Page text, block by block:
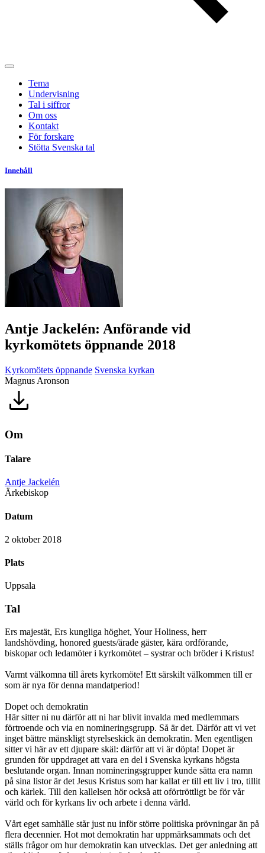
Tema
Undervisning
Tal i siffror
Om oss
Kontakt
För forskare
Stötta Svenska tal
Innehåll
Antje Jackelén: Anförande vid
kyrkomötets öppnande 2018
Kyrkomötets öppnande Svenska kyrkan
Magnus Aronson
Om
Talare
Antje Jackelén
Ärkebiskop
Datum
2 oktober 2018
Plats
Uppsala
Tal
Ers majestät, Ers kungliga höghet, Your Holiness, herr
landshövding, honored guests/ärade gäster, kära ordförande,
biskopar och ledamöter i kyrkomötet – systrar och bröder i Kristus!
Varmt välkomna till årets kyrkomöte! Ett särskilt välkommen till er
som är nya för denna mandatperiod!
Dopet och demokratin
Här sitter ni nu därför att ni har blivit invalda med medlemmars
förtroende och via en nomineringsgrupp. Så är det. Därför att vi vet
inget bättre mänskligt styrelseskick än demokratin. Men egentligen
sitter vi här av ett djupare skäl: därför att vi är döpta! Dopet är
grunden för uppdraget att vara en del i Svenska kyrkans högsta
beslutande organ. Innan nomineringsgrupper kunde sätta era namn
på sina listor är det Jesus Kristus som har kallat er till ett liv i tro, tillit
och kärlek. Till den kallelsen hör också att oförtröttligt be för vår
värld och för kyrkans liv och arbete i denna värld.
Vårt eget samhälle står just nu inför större politiska prövningar än på
flera decennier. Hot mot demokratin har uppmärksammats och det
ställs frågor om hur demokratin kan utvecklas. Det ger anledning att